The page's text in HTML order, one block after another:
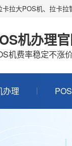
拉大POS机、拉卡拉
机办理
机费率稳定不涨
办理